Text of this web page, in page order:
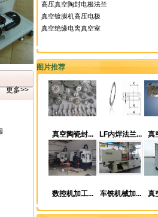
更多>>
高压真空陶封电极法兰
真空镀膜机高压电极
真空绝缘电离真空室
图片推荐
真空陶瓷封... LF内焊法兰... 真
数控机加工... 车铣机械加... 真